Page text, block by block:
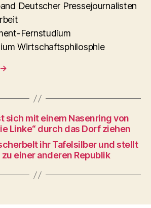
Deutscher Pressejournalisten
Fernstudium
Wirtschaftsphilosphie
→
sich mit einem Nasenring von
Linke“ durch das Dorf ziehen
ihr Tafelsilber und stellt
einer anderen Republik